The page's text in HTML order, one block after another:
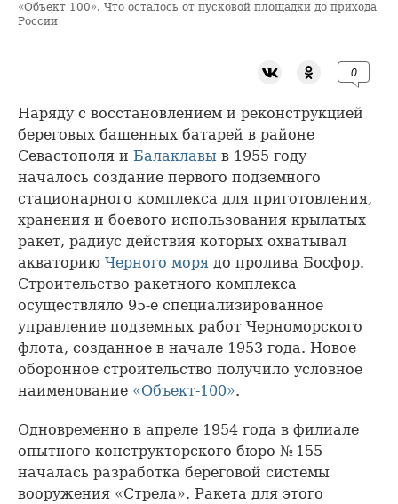
«Объект 100». Что осталось от пусковой площадки до прихода
России
0
Наряду с восстановлением и реконструкцией
береговых башенных батарей в районе
Севастополя и Балаклавы в 1955 году
началось создание первого подземного
стационарного комплекса для приготовления,
хранения и боевого использования крылатых
ракет, радиус действия которых охватывал
акваторию Черного моря до пролива Босфор.
Строительство ракетного комплекса
осуществляло 95-е специализированное
управление подземных работ Черноморского
флота, созданное в начале 1953 года. Новое
оборонное строительство получило условное
наименование «Объект-100».
Одновременно в апреле 1954 года в филиале
опытного конструкторского бюро № 155
началась разработка береговой системы
вооружения «Стрела». Ракета для этого